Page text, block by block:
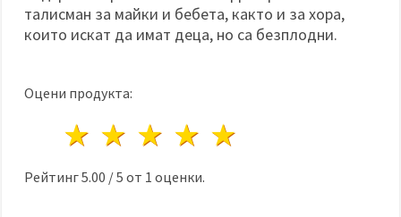
талисман за майки и бебета, както и за хора,
които искат да имат деца, но са безплодни.
Оцени продукта:
4 звезди
3 звезди
2 звезди
1 звезда
Рейтинг5.00 /5 от 1 оценки.